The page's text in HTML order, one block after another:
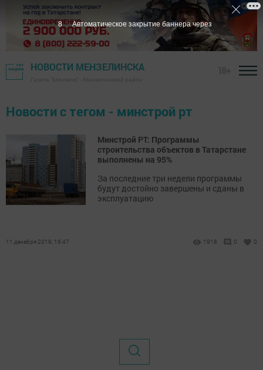
НОВОСТИ МЕНЗЕЛИНСКА
Новости с тегом - минстрой рт
Минстрой РТ: Программы
строительства объектов в Татарстане
выполнены на 95%
За последние три недели программы
будут достойно завершены и сданы в
эксплуатацию
11 декабря 2019, 16:47 1918 0 0
7 Автоматическое закрытие баннера через